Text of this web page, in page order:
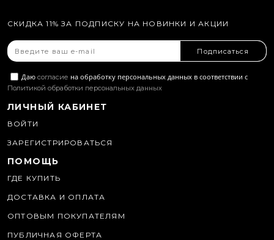
СКИДКА 11% ЗА ПОДПИСКУ НА НОВИНКИ И АКЦИИ
Подписаться
Даю согласие на обработку персональных данных в соответствии с
Политикой обработки персональных данных
ЛИЧНЫЙ КАБИНЕТ
ВОЙТИ
ЗАРЕГИСТРИРОВАТЬСЯ
ПОМОЩЬ
ГДЕ КУПИТЬ
ДОСТАВКА И ОПЛАТА
ОПТОВЫМ ПОКУПАТЕЛЯМ
ПУБЛИЧНАЯ ОФЕРТА